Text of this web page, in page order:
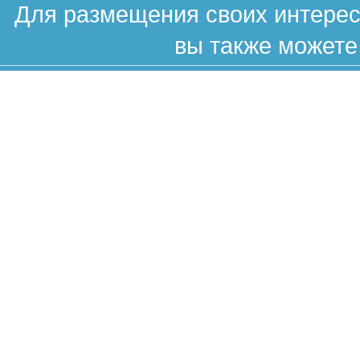
Для размещения своих
вы также